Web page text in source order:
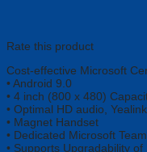
Rate this product
Cost-effective Microsoft
• Android 9.0
• 4 inch (800 x 480)
• Optimal HD audio,
• Magnet Handset
• Dedicated Microsoft
• Supports Upgradability